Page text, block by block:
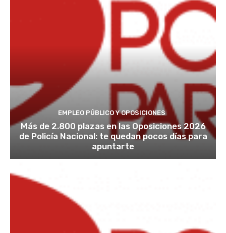
EMPLEO PÚBLICO Y OPOSICIONES
Más de 2.800 plazas en las Oposiciones 2026
de Policía Nacional: te quedan pocos días para
apuntarte